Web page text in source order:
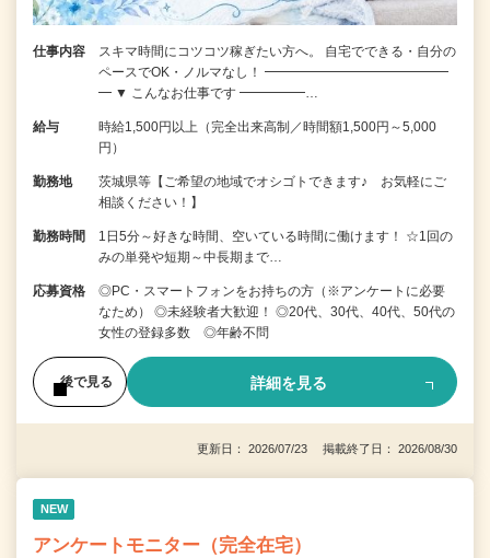
仕事内容
スキマ時間にコツコツ稼ぎたい方へ。 自宅でできる・自分の
ペースでOK・ノルマなし！ ━━━━━━━━━━━━━━
━ ▼ こんなお仕事です ━━━━━…
給与
時給1,500円以上（完全出来高制／時間額1,500円～5,000
円）
勤務地
茨城県等【ご希望の地域でオシゴトできます♪ お気軽にご
相談ください！】
勤務時間
1日5分～好きな時間、空いている時間に働けます！ ☆1回の
みの単発や短期～中長期まで…
応募資格
◎PC・スマートフォンをお持ちの方（※アンケートに必要
なため） ◎未経験者大歓迎！ ◎20代、30代、40代、50代の
女性の登録多数 ◎年齢不問
後で見る 詳細を見る
更新日： 2026/07/23 掲載終了日： 2026/08/30
NEW
アンケートモニター（完全在宅）